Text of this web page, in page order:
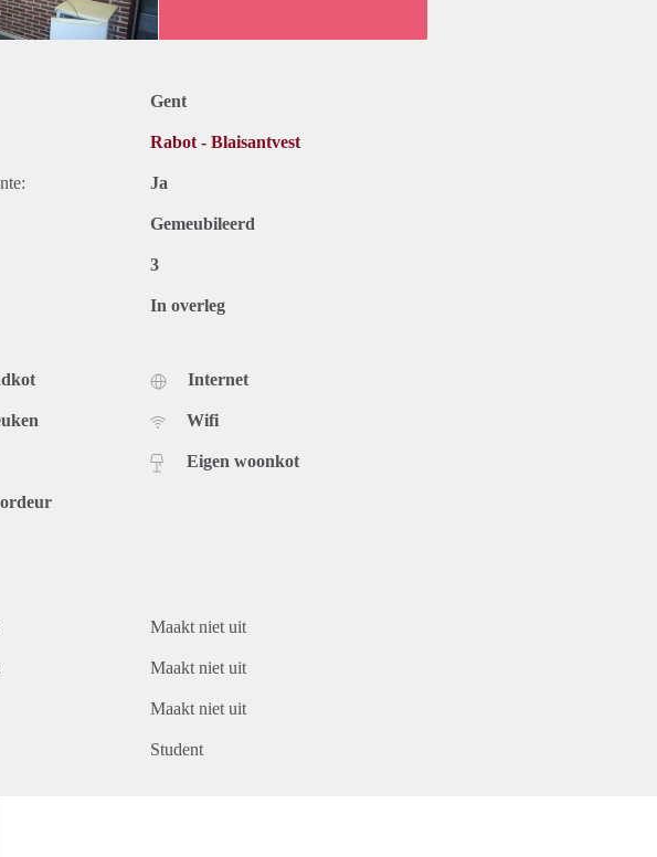
Gent
Rabot - Blaisantvest
Ja
Gemeubileerd
3
In overleg
Internet
Wifi
Eigen woonkot
Maakt niet uit
Maakt niet uit
Maakt niet uit
Student